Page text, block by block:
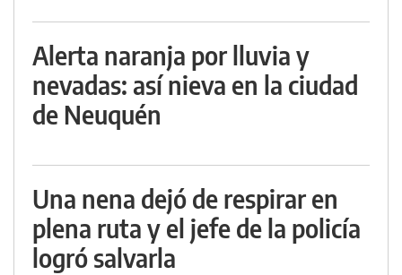
Alerta naranja por lluvia y
nevadas: así nieva en la ciudad
de Neuquén
Una nena dejó de respirar en
plena ruta y el jefe de la policía
logró salvarla